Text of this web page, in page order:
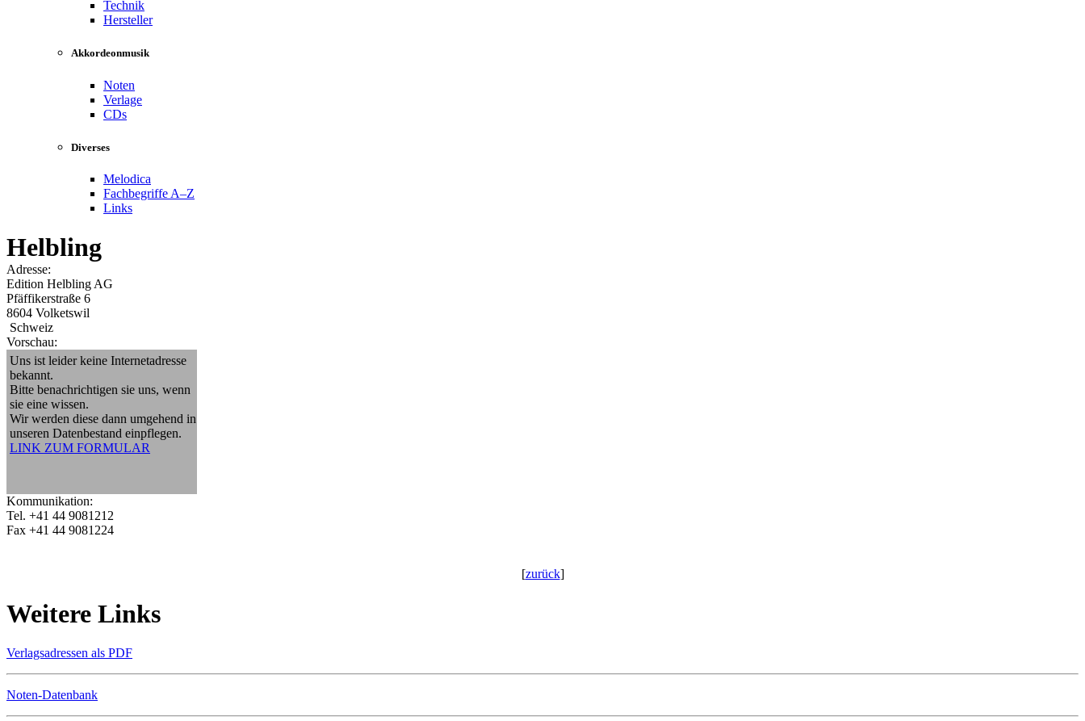
Technik
Hersteller
Akkordeonmusik
Noten
Verlage
CDs
Diverses
Melodica
Fachbegriffe A–Z
Links
Helbling
Adresse:
Edition Helbling AG
Pfäffikerstraße 6
8604 Volketswil
Schweiz
Vorschau:
Uns ist leider keine Internetadresse
bekannt.
Bitte benachrichtigen sie uns, wenn
sie eine wissen.
Wir werden diese dann umgehend in
unseren Datenbestand einpflegen.
LINK ZUM FORMULAR
Kommunikation:
Tel. +41 44 9081212
Fax +41 44 9081224
[zurück]
Weitere Links
Verlagsadressen als PDF
Noten-Datenbank